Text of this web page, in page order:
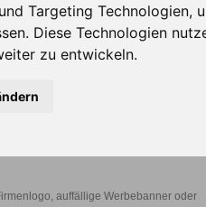
Targeting Technologien,
Diese Technologien
zu entwickeln.
Webdesign Solutions
auffällige Werbebanner oder